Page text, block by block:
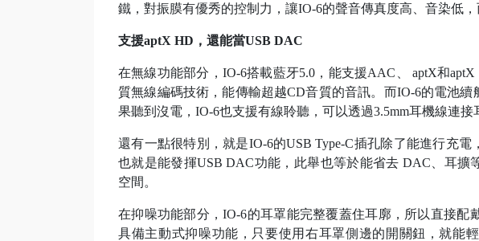
鐵，對振膜有優秀的控制力，讓IO-6的聲音傳真度高、音染低，
支援aptX HD，還能當USB DAC
在無線功能部分，IO-6搭載藍牙5.0，能支援AAC、 aptX和
質無線編碼技術，能傳輸超越CD音質的音訊。而IO-6的電池
果聽到沒電，IO-6也支援有線聆聽，可以透過3.5mm耳機線連接
還有一點很特別，就是IO-6的USB Type-C插孔除了能進行充電
也就是能發揮USB DAC功能，此舉也等於能省去 DAC、耳擴
空間。
在抑噪功能部分，IO-6的耳罩能完整覆蓋住耳廓，所以直接配
具備主動式抑噪功能，只要使用右耳罩側邊的開關鈕，就能